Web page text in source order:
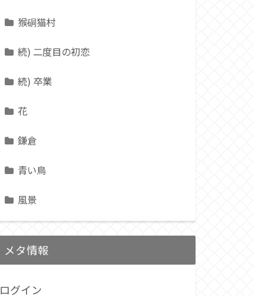
猴硐猫村
続) 二度目の初恋
続) 卒業
花
鎌倉
青い鳥
風景
メタ情報
ログイン